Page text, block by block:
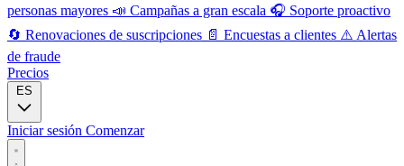
personas mayores 📣 Campañas a gran escala 🎧 Soporte proactivo
🔄 Renovaciones de suscripciones 📄 Encuestas a clientes ⚠️ Alertas
de fraude
Precios
ES
Iniciar sesión Comenzar